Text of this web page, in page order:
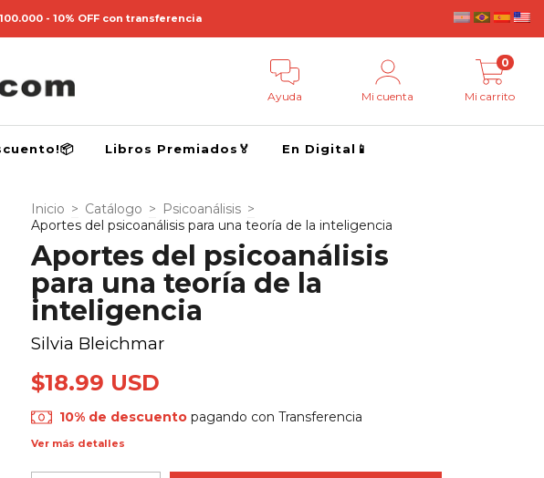
- 10% OFF con transferencia
Ayuda Mi cuenta Mi carrito
0
Libros Premiados🏅 En Digital📱
Inicio > Catálogo > Psicoanálisis >
Aportes del psicoanálisis para una teoría de la inteligencia
Aportes del psicoanálisis
para una teoría de la
inteligencia
Silvia Bleichmar
$18.99 USD
10% de descuento pagando con Transferencia
Ver más detalles